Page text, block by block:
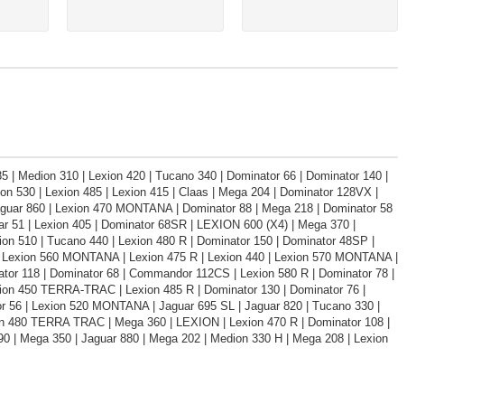
Medion 310 | Lexion 420 | Tucano 340 | Dominator 66 | Dominator 140 |
530 | Lexion 485 | Lexion 415 | Claas | Mega 204 | Dominator 128VX |
860 | Lexion 470 MONTANA | Dominator 88 | Mega 218 | Dominator 58
51 | Lexion 405 | Dominator 68SR | LEXION 600 (X4) | Mega 370 |
510 | Tucano 440 | Lexion 480 R | Dominator 150 | Dominator 48SP |
560 MONTANA | Lexion 475 R | Lexion 440 | Lexion 570 MONTANA |
118 | Dominator 68 | Commandor 112CS | Lexion 580 R | Dominator 78 |
450 TERRA-TRAC | Lexion 485 R | Dominator 130 | Dominator 76 |
| Lexion 520 MONTANA | Jaguar 695 SL | Jaguar 820 | Tucano 330 |
TERRA TRAC | Mega 360 | LEXION | Lexion 470 R | Dominator 108 |
| Mega 350 | Jaguar 880 | Mega 202 | Medion 330 H | Mega 208 | Lexion